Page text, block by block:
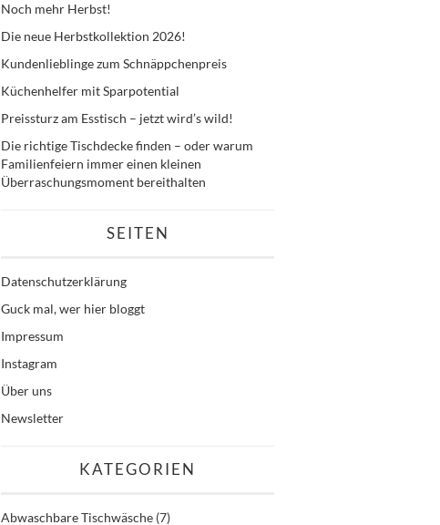
Noch mehr Herbst!
Die neue Herbstkollektion 2026!
Kundenlieblinge zum Schnäppchenpreis
Küchenhelfer mit Sparpotential
Preissturz am Esstisch – jetzt wird’s wild!
Die richtige Tischdecke finden – oder warum
Familienfeiern immer einen kleinen
Überraschungsmoment bereithalten
SEITEN
Datenschutzerklärung
Guck mal, wer hier bloggt
Impressum
Instagram
Über uns
Newsletter
KATEGORIEN
Abwaschbare Tischwäsche (7)